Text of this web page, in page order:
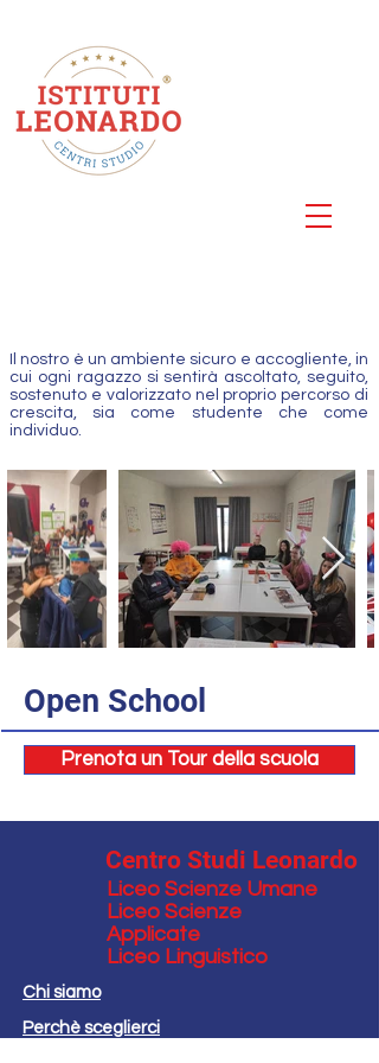
Il nostro è un ambiente sicuro e accogliente, in
cui ogni ragazzo si sentirà ascoltato, seguito,
sostenuto e valorizzato nel proprio percorso di
crescita, sia come studente che come
individuo.
Open School
Prenota un Tour della scuola
Centro Studi Leonardo
Liceo Scienze Umane
Liceo Scienze
Applicate
Liceo Linguistico
Chi siamo
Perchè sceglierci